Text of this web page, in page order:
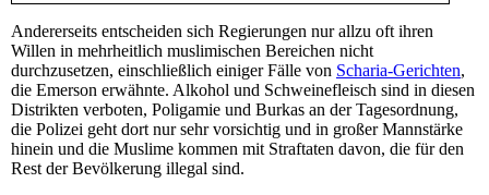
Andererseits entscheiden sich Regierungen nur allzu oft ihren
Willen in mehrheitlich muslimischen Bereichen nicht
durchzusetzen, einschließlich einiger Fälle von Scharia-Gerichten,
die Emerson erwähnte. Alkohol und Schweinefleisch sind in diesen
Distrikten verboten, Poligamie und Burkas an der Tagesordnung,
die Polizei geht dort nur sehr vorsichtig und in großer Mannstärke
hinein und die Muslime kommen mit Straftaten davon, die für den
Rest der Bevölkerung illegal sind.